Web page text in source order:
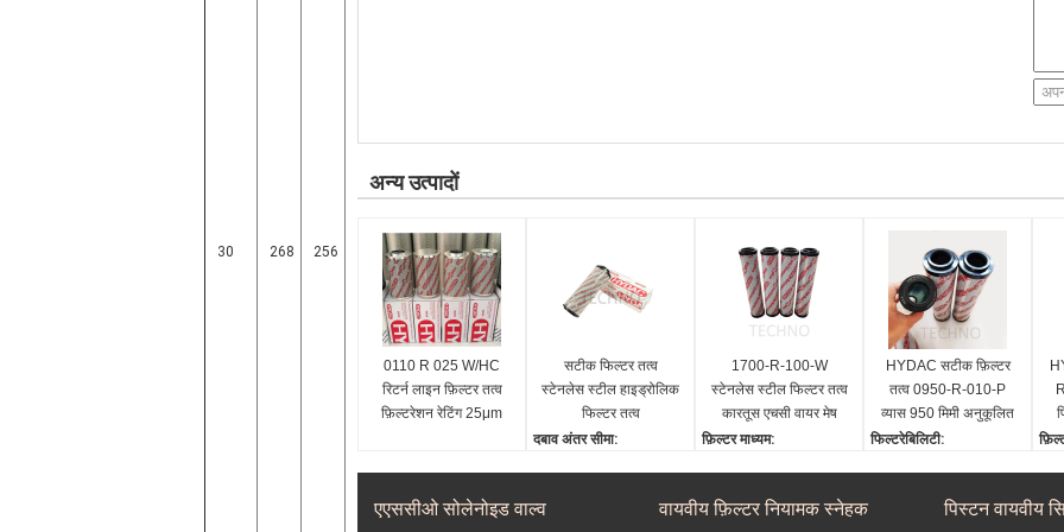
30 268 256
अन्य उत्पादों
0110 R 025 W/HC
रिटर्न लाइन फ़िल्टर तत्व
फ़िल्टरेशन रेटिंग 25μm
सटीक फिल्टर तत्व
स्टेनलेस स्टील हाइड्रोलिक
फिल्टर तत्व
दबाव अंतर सीमा:
क्लिप पर
1700-R-100-W
स्टेनलेस स्टील फिल्टर तत्व
कारतूस एचसी वायर मेष
फ़िल्टर माध्यम:
100μm
HYDAC सटीक फ़िल्टर
तत्व 0950-R-010-P
व्यास 950 मिमी अनुकूलित
करें
फिल्टरेबिलिटी:
एएससीओ सोलेनोइड वाल्व वायवीय फ़िल्टर नियामक स्नेहक पिस्टन वायवीय